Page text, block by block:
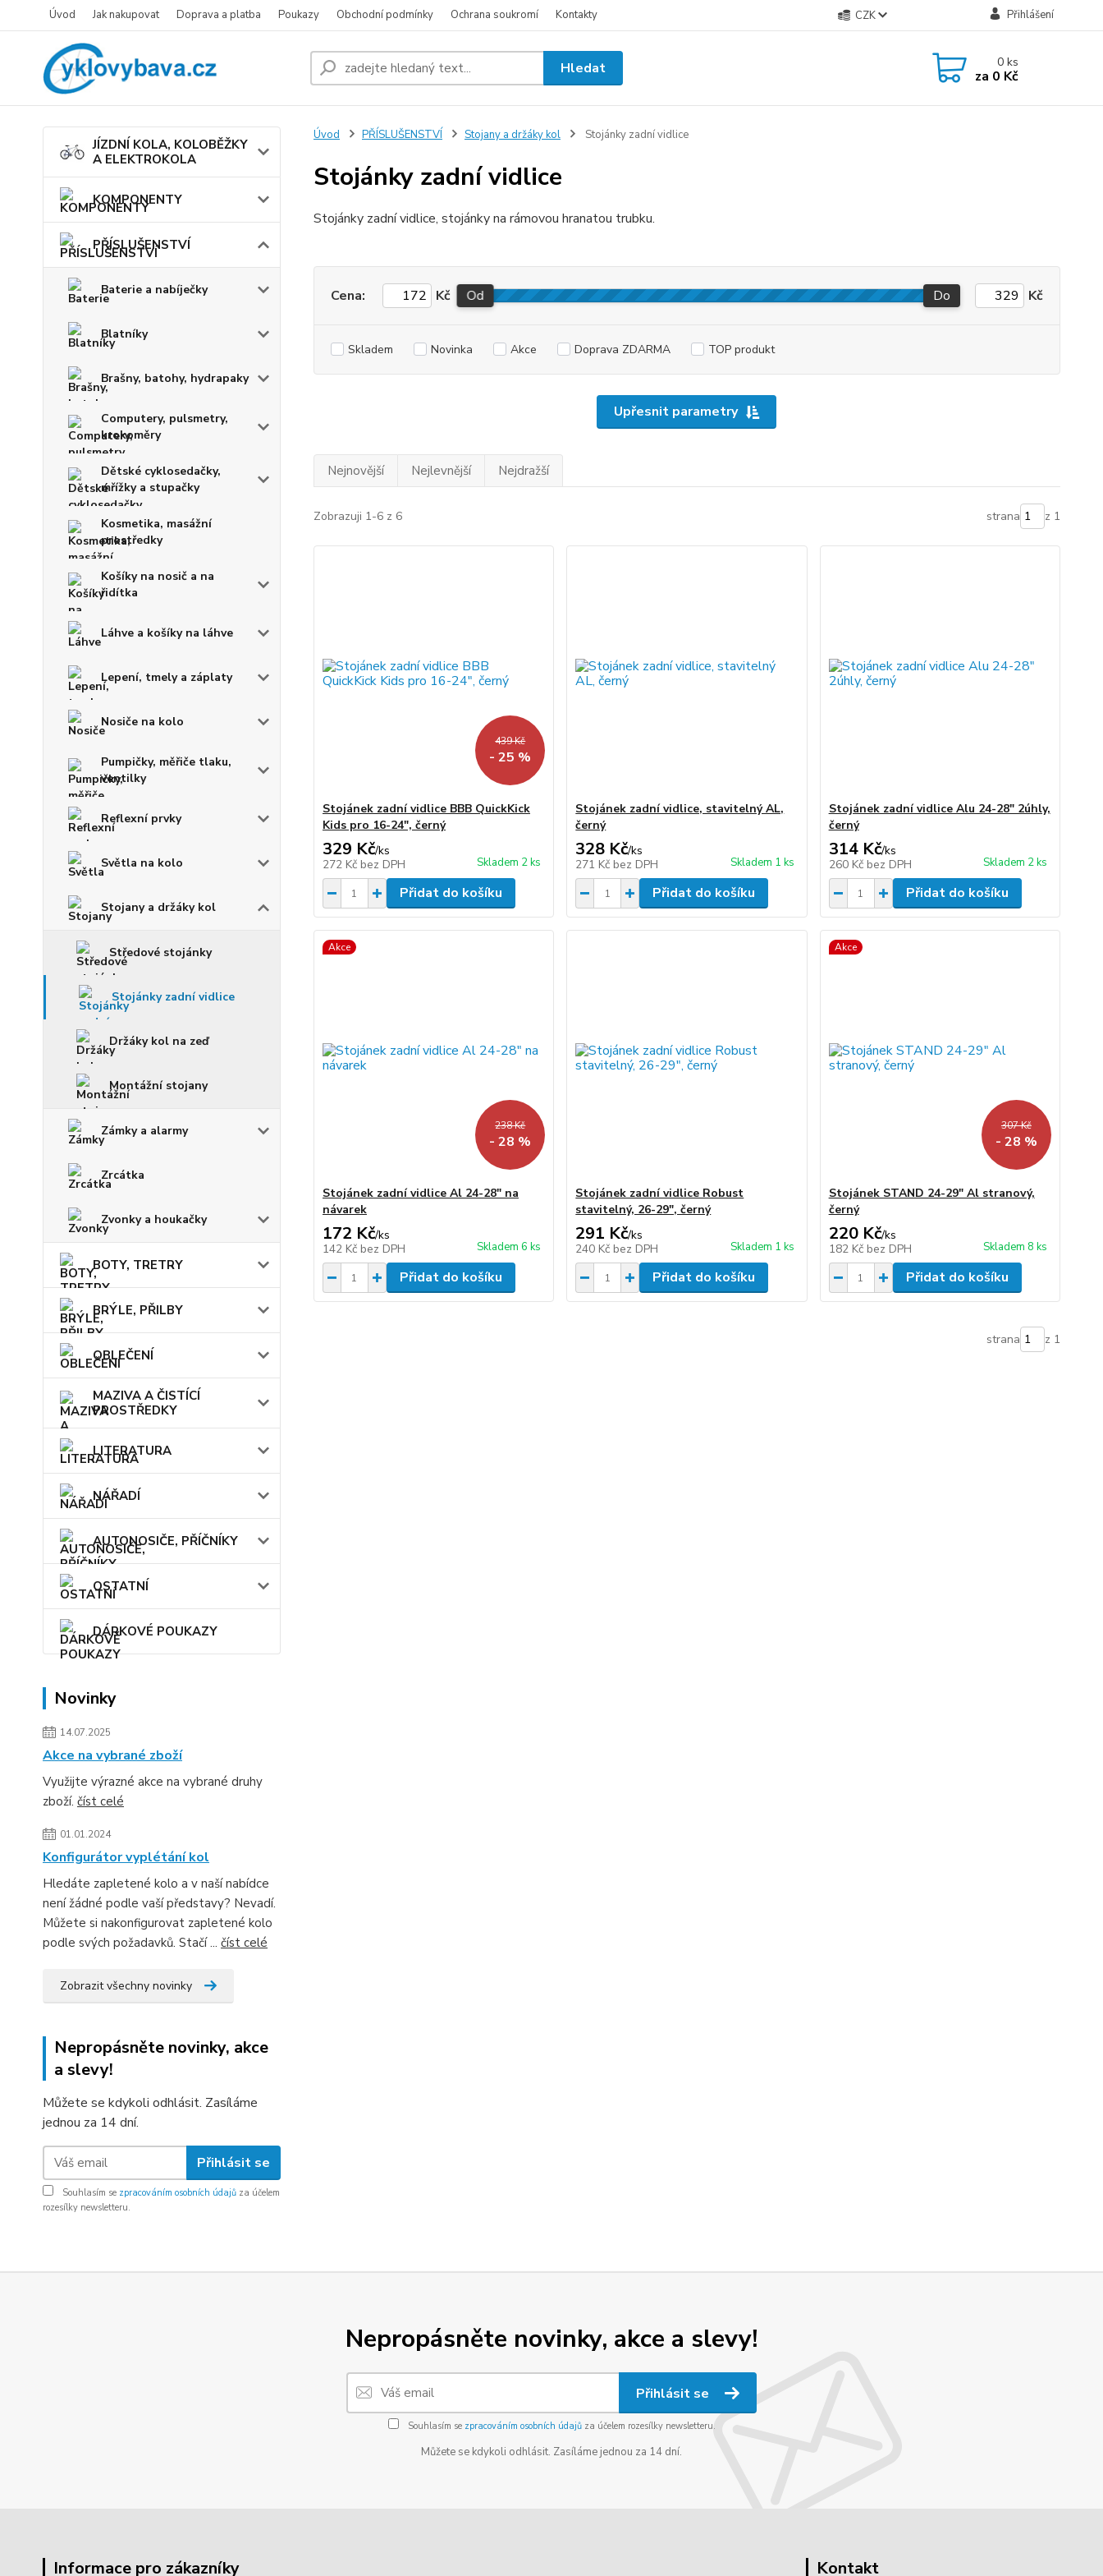
Úvod Jak nakupovat Doprava a platba Poukazy Obchodní podmínky Ochrana soukromí Kontakty CZK Přihlášení
Hledat 0ks
za 0 Kč
JÍZDNÍ KOLA, KOLOBĚŽKY
A ELEKTROKOLA
KOMPONENTY
PŘÍSLUŠENSTVÍ
Baterie a nabíječky
Blatníky
Brašny, batohy, hydrapaky
Computery, pulsmetry,
krokoměry
Dětské cyklosedačky,
mřížky a stupačky
Kosmetika, masážní
prostředky
Košíky na nosič a na
řidítka
Láhve a košíky na láhve
Lepení, tmely a záplaty
Nosiče na kolo
Pumpičky, měřiče tlaku,
ventilky
Reflexní prvky
Světla na kolo
Stojany a držáky kol
Středové stojánky
Stojánky zadní vidlice
Držáky kol na zeď
Montážní stojany
Zámky a alarmy
Zrcátka
Zvonky a houkačky
BOTY, TRETRY
BRÝLE, PŘILBY
OBLEČENÍ
MAZIVA A ČISTÍCÍ
PROSTŘEDKY
LITERATURA
NÁŘADÍ
AUTONOSIČE, PŘÍČNÍKY
OSTATNÍ
DÁRKOVÉ POUKAZY
Novinky
14.07.2025
Akce na vybrané zboží
Využijte výrazné akce na vybrané druhy
zboží. číst celé
01.01.2024
Konfigurátor vyplétání kol
Hledáte zapletené kolo a v naší nabídce
není žádné podle vaší představy? Nevadí.
Můžete si nakonfigurovat zapletené kolo
podle svých požadavků. Stačí ... číst celé
Zobrazit všechny novinky
Nepropásněte novinky, akce
a slevy!
Můžete se kdykoli odhlásit. Zasíláme
jednou za 14 dní.
Přihlásit se
Souhlasím se zpracováním osobních údajů za účelem
rozesílky newsletteru.
Úvod PŘÍSLUŠENSTVÍ Stojany a držáky kol Stojánky zadní vidlice
Stojánky zadní vidlice
Stojánky zadní vidlice, stojánky na rámovou hranatou trubku.
Upřesnit parametry
Cena: Kč Od Do Kč
Skladem Novinka Akce Doprava ZDARMA TOP produkt
Nejnovější Nejlevnější Nejdražší
Zobrazuji 1-6 z 6 strana z 1
439 Kč
- 25 %
Stojánek zadní vidlice BBB QuickKick
Kids pro 16-24", černý
329 Kč/ks
272 Kč bez DPH Skladem 2 ks
Přidat do košíku
Stojánek zadní vidlice, stavitelný AL,
černý
328 Kč/ks
271 Kč bez DPH Skladem 1 ks
Přidat do košíku
Stojánek zadní vidlice Alu 24-28" 2úhly,
černý
314 Kč/ks
260 Kč bez DPH Skladem 2 ks
Přidat do košíku
Akce
238 Kč
- 28 %
Stojánek zadní vidlice Al 24-28" na
návarek
172 Kč/ks
142 Kč bez DPH Skladem 6 ks
Přidat do košíku
Stojánek zadní vidlice Robust
stavitelný, 26-29", černý
291 Kč/ks
240 Kč bez DPH Skladem 1 ks
Přidat do košíku
Akce
307 Kč
- 28 %
Stojánek STAND 24-29" Al stranový,
černý
220 Kč/ks
182 Kč bez DPH Skladem 8 ks
Přidat do košíku
strana z 1
Nepropásněte novinky, akce a slevy!
Přihlásit se
Souhlasím se zpracováním osobních údajůza účelem rozesílky newsletteru.
Můžete se kdykoli odhlásit. Zasíláme jednou za 14 dní.
Informace pro zákazníky Kontakt